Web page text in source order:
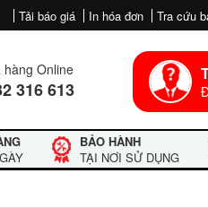
Tải báo giá In hóa đơn Tra cứu
hàng Online
316 613
BẢO HÀNH
TẠI NƠI SỬ DỤNG